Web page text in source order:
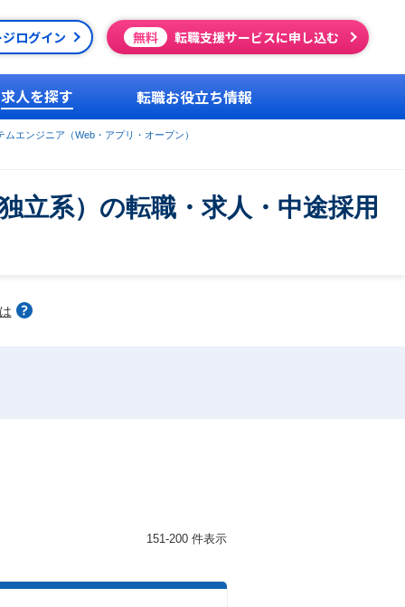
ログイン 無料 転職支援サービスに申し込む
求人を探す 転職お役立ち情報
ムエンジニア（Web・アプリ・オープン）
立系）の転職・求人・中途採用
151-200 件表示